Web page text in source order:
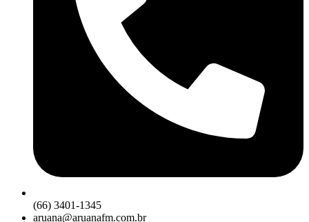
(66) 3401-1345
aruana@aruanafm.com.br